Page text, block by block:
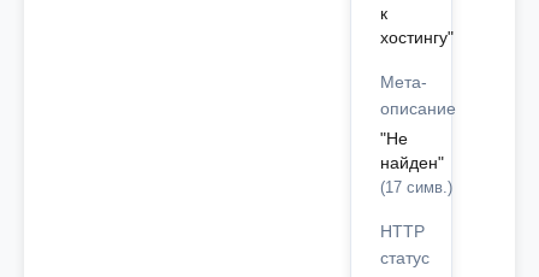
к
хостингу"
Мета-
описание
"Не
найден"
(17 симв.)
HTTP
статус